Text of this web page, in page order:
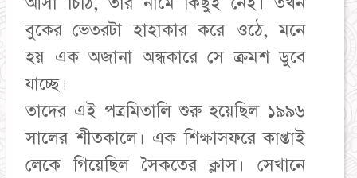
বুকের ভেতরটা হাহাকার করে ওঠে, মনে
হয় এক অজানা অন্ধকারে সে ক্রমশ ডুবে
যাচ্ছে।
তাদের এই পত্রমিতালি শুরু হয়েছিল ১৯৯৬
সালের শীতকালে। এক শিক্ষাসফরে কাপ্তাই
লেকে গিয়েছিল সৈকতের ক্লাস। সেখানে